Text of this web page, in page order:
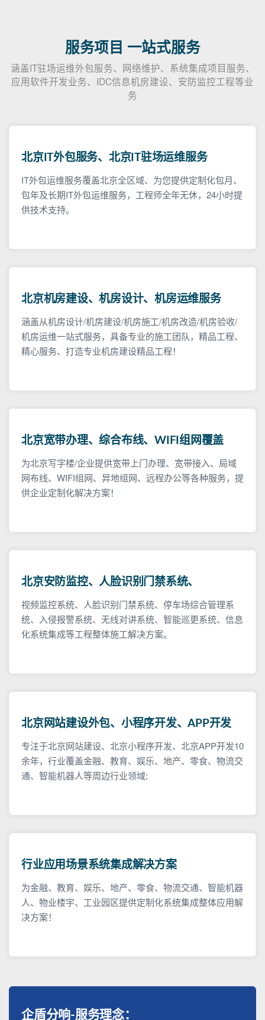
服务项目 一站式服务
涵盖IT驻场运维外包服务、网络维护、系统集成项目服务、
应用软件开发业务、IDC信息机房建设、安防监控工程等业
务
北京IT外包服务、北京IT驻场运维服务
IT外包运维服务覆盖北京全区域、为您提供定制化包月、
包年及长期IT外包运维服务，工程师全年无休，24小时提
供技术支持。
北京机房建设、机房设计、机房运维服务
涵盖从机房设计/机房建设/机房施工/机房改造/机房验收/
机房运维一站式服务，具备专业的施工团队，精品工程、
精心服务、打造专业机房建设精品工程！
北京宽带办理、综合布线、WIFI组网覆盖
为北京写字楼/企业提供宽带上门办理、宽带接入、局域
网布线、WIFI组网、异地组网、远程办公等各种服务，提
供企业定制化解决方案！
北京安防监控、人脸识别门禁系统、
视频监控系统、人脸识别门禁系统、停车场综合管理系
统、入侵报警系统、无线对讲系统、智能巡更系统、信息
化系统集成等工程整体施工解决方案。
北京网站建设外包、小程序开发、APP开发
专注于北京网站建设、北京小程序开发、北京APP开发10
余年，行业覆盖金融、教育、娱乐、地产、零食、物流交
通、智能机器人等周边行业领域;
行业应用场景系统集成解决方案
为金融、教育、娱乐、地产、零食、物流交通、智能机器
人、物业楼宇、工业园区提供定制化系统集成整体应用解
决方案！
企盾分响-服务理念：